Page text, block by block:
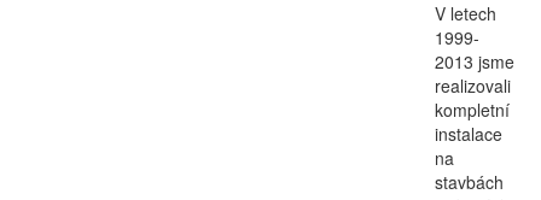
V letech
1999-
2013 jsme
realizovali
kompletní
instalace
na
stavbách